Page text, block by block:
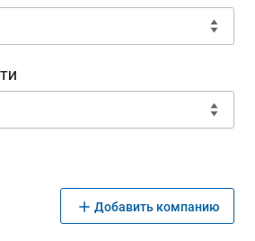
Добавить компанию